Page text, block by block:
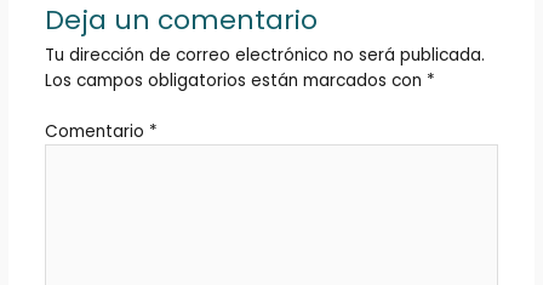
Deja un comentario
Tu dirección de correo electrónico no será publicada.
Los campos obligatorios están marcados con *
Comentario *